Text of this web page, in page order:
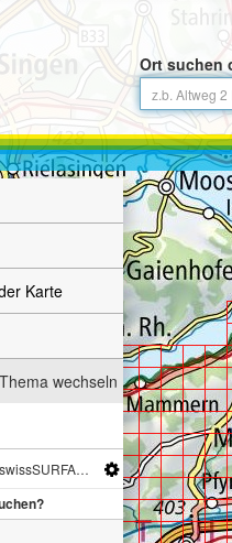
Ort suchen
Karte
Thema wechseln
Blatteinteilung